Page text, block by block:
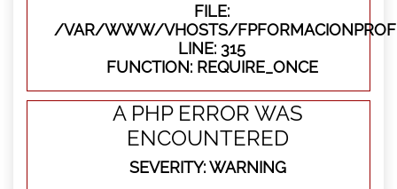
FILE:
/VAR/WWW/VHOSTS/
LINE: 315
FUNCTION: REQUIRE_ONCE
A PHP ERROR WAS
ENCOUNTERED
SEVERITY: WARNING